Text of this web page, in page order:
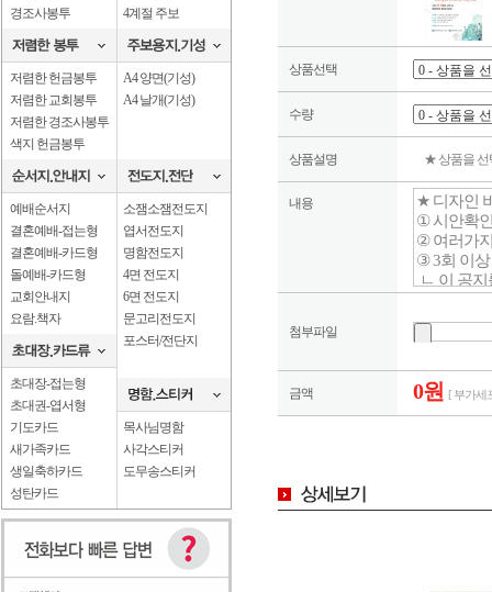
경조사봉투
저렴한 헌금봉투
저렴한 교회봉투
저렴한 경조사봉투
색지 헌금봉투
예배순서지
결혼예배-접는형
결혼예배-카드형
돌예배-카드형
교회안내지
요람.책자
초대장-접는형
초대권-엽서형
기도카드
새가족카드
생일축하카드
성탄카드
4계절 주보
A4 양면(기성)
A4 날개(기성)
소잼소잼전도지
엽서전도지
명함전도지
4면 전도지
6면 전도지
문고리전도지
포스터/전단지
목사님명함
사각스티커
도무송스티커
상품선택
수량
상품설명 ★ 상품을 선
내용
첨부파일
금액 0원 [ 부가세